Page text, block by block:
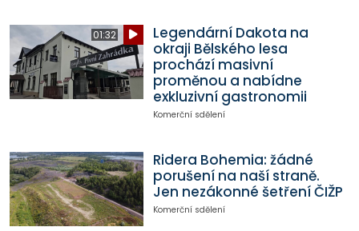
01:32
Legendární Dakota na
okraji Bělského lesa
prochází masivní
proměnou a nabídne
exkluzivní gastronomii
Komerční sdělení
Ridera Bohemia: žádné
porušení na naší straně.
Jen nezákonné šetření ČIŽP
Komerční sdělení